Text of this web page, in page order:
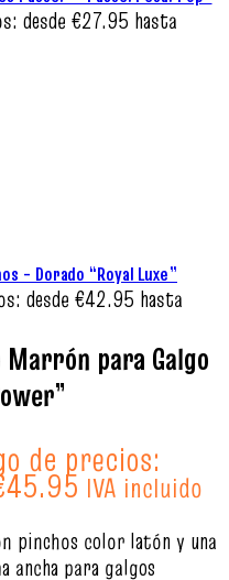
desde €27.95 hasta
– Dorado “Royal Luxe”
desde €42.95 hasta
para Galgo
de precios:
IVA incluido
pinchos color latón y una
para galgos